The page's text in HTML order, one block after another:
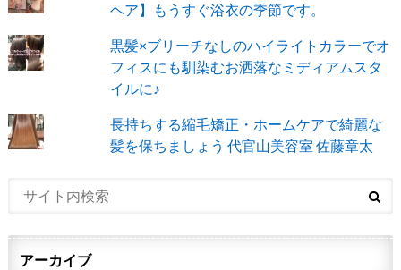
ヘア】もうすぐ浴衣の季節です。
黒髪×ブリーチなしのハイライトカラーでオ
フィスにも馴染むお洒落なミディアムスタ
イルに♪
長持ちする縮毛矯正・ホームケアで綺麗な
髪を保ちましょう 代官山美容室 佐藤章太
アーカイブ